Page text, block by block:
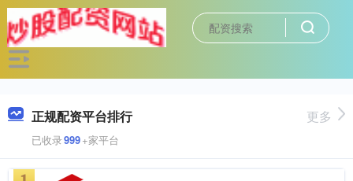
正规配资平台排行
已收录999+家平台
更多